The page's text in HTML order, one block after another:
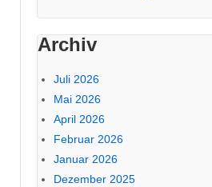
Archiv
Juli 2026
Mai 2026
April 2026
Februar 2026
Januar 2026
Dezember 2025